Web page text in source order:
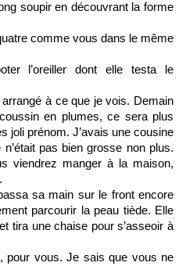
soupir en découvrant la forme
comme vous dans le même
l’oreiller dont elle testa le
à ce que je vois. Demain
en plumes, ce sera plus
joli prénom. J’avais une cousine
pas bien grosse non plus.
viendrez manger à la maison,
sa main sur le front encore
parcourir la peau tiède. Elle
tira une chaise pour s’asseoir à
pour vous. Je sais que vous ne